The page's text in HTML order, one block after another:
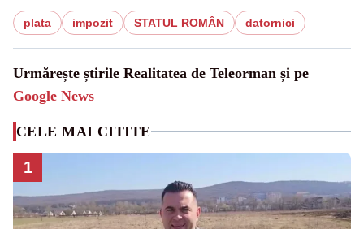
plata impozit STATUL ROMÂN datornici
Urmărește știrile Realitatea de Teleorman și pe
Google News
CELE MAI CITITE
1